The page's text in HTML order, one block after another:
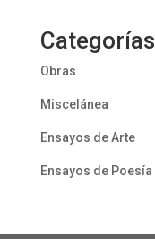
Categorías
Obras
Miscelánea
Ensayos de Arte
Ensayos de Poesía